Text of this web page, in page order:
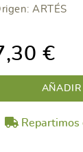
ARTÉS
€
Repartimos